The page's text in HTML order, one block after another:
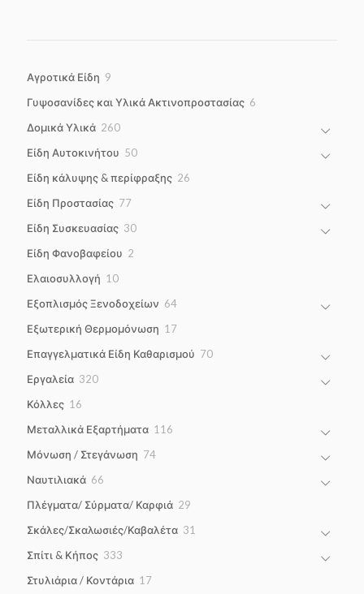
Αγροτικά Είδη 9
Γυψοσανίδες και Υλικά Ακτινοπροστασίας 6
Δομικά Υλικά 260260
Είδη Αυτοκινήτου 5050
Είδη κάλυψης & περίφραξης 26
Είδη Προστασίας 7777
Είδη Συσκευασίας 3030
Είδη Φανοβαφείου 2
Ελαιοσυλλογή 1010
Εξοπλισμός Ξενοδοχείων 6464
Εξωτερική Θερμομόνωση 1717
Επαγγελματικά Είδη Καθαρισμού 7070
Εργαλεία 320320
Κόλλες 16
Μεταλλικά Εξαρτήματα 116
Μόνωση / Στεγάνωση 7474
Ναυτιλιακά 66
Πλέγματα/ Σύρματα/ Καρφιά 29
Σκάλες/Σκαλωσιές/Καβαλέτα 31
Σπίτι & Κήπος 333
Στυλιάρια / Κοντάρια 1717